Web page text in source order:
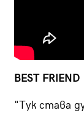
BEST FRIEND
"Тук става